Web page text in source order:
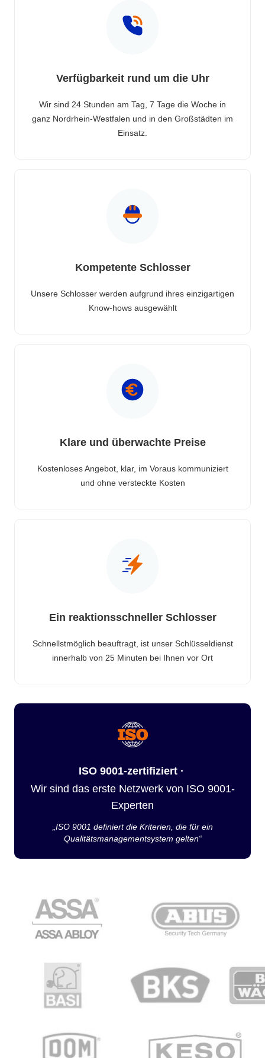
Verfügbarkeit rund um die Uhr
Wir sind 24 Stunden am Tag, 7 Tage die Woche in
ganz Nordrhein-Westfalen und in den Großstädten im
Einsatz.
Kompetente Schlosser
Unsere Schlosser werden aufgrund ihres einzigartigen
Know-hows ausgewählt
Klare und überwachte Preise
Kostenloses Angebot, klar, im Voraus kommuniziert
und ohne versteckte Kosten
Ein reaktionsschneller Schlosser
Schnellstmöglich beauftragt, ist unser Schlüsseldienst
innerhalb von 25 Minuten bei Ihnen vor Ort
ISO 9001-zertifiziert ·
Wir sind das erste Netzwerk von ISO 9001-
Experten
„ISO 9001 definiert die Kriterien, die für ein
Qualitätsmanagementsystem gelten“